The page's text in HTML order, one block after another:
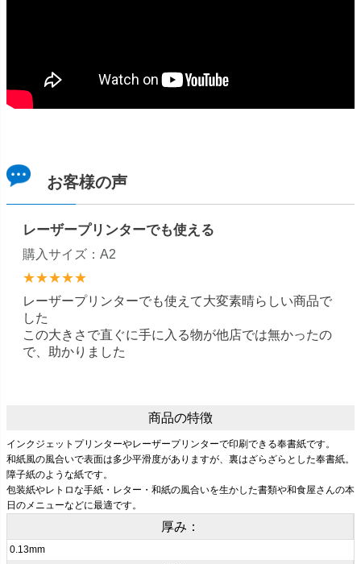
お客様の声
レーザープリンターでも使える
購入サイズ：A2
★★★★★
レーザープリンターでも使えて大変素晴らしい商品で
した
この大きさで直ぐに手に入る物が他店では無かったの
で、助かりました
商品の特徴
インクジェットプリンターやレーザープリンターで印刷できる奉書紙です。
和紙風の風合いで表面は多少平滑度がありますが、裏はざらざらとした奉書紙。
障子紙のような紙です。
包装紙やレトロな手紙・レター・和紙の風合いを生かした書類や和食屋さんの本
日のメニューなどに最適です。
厚み：
0.13mm